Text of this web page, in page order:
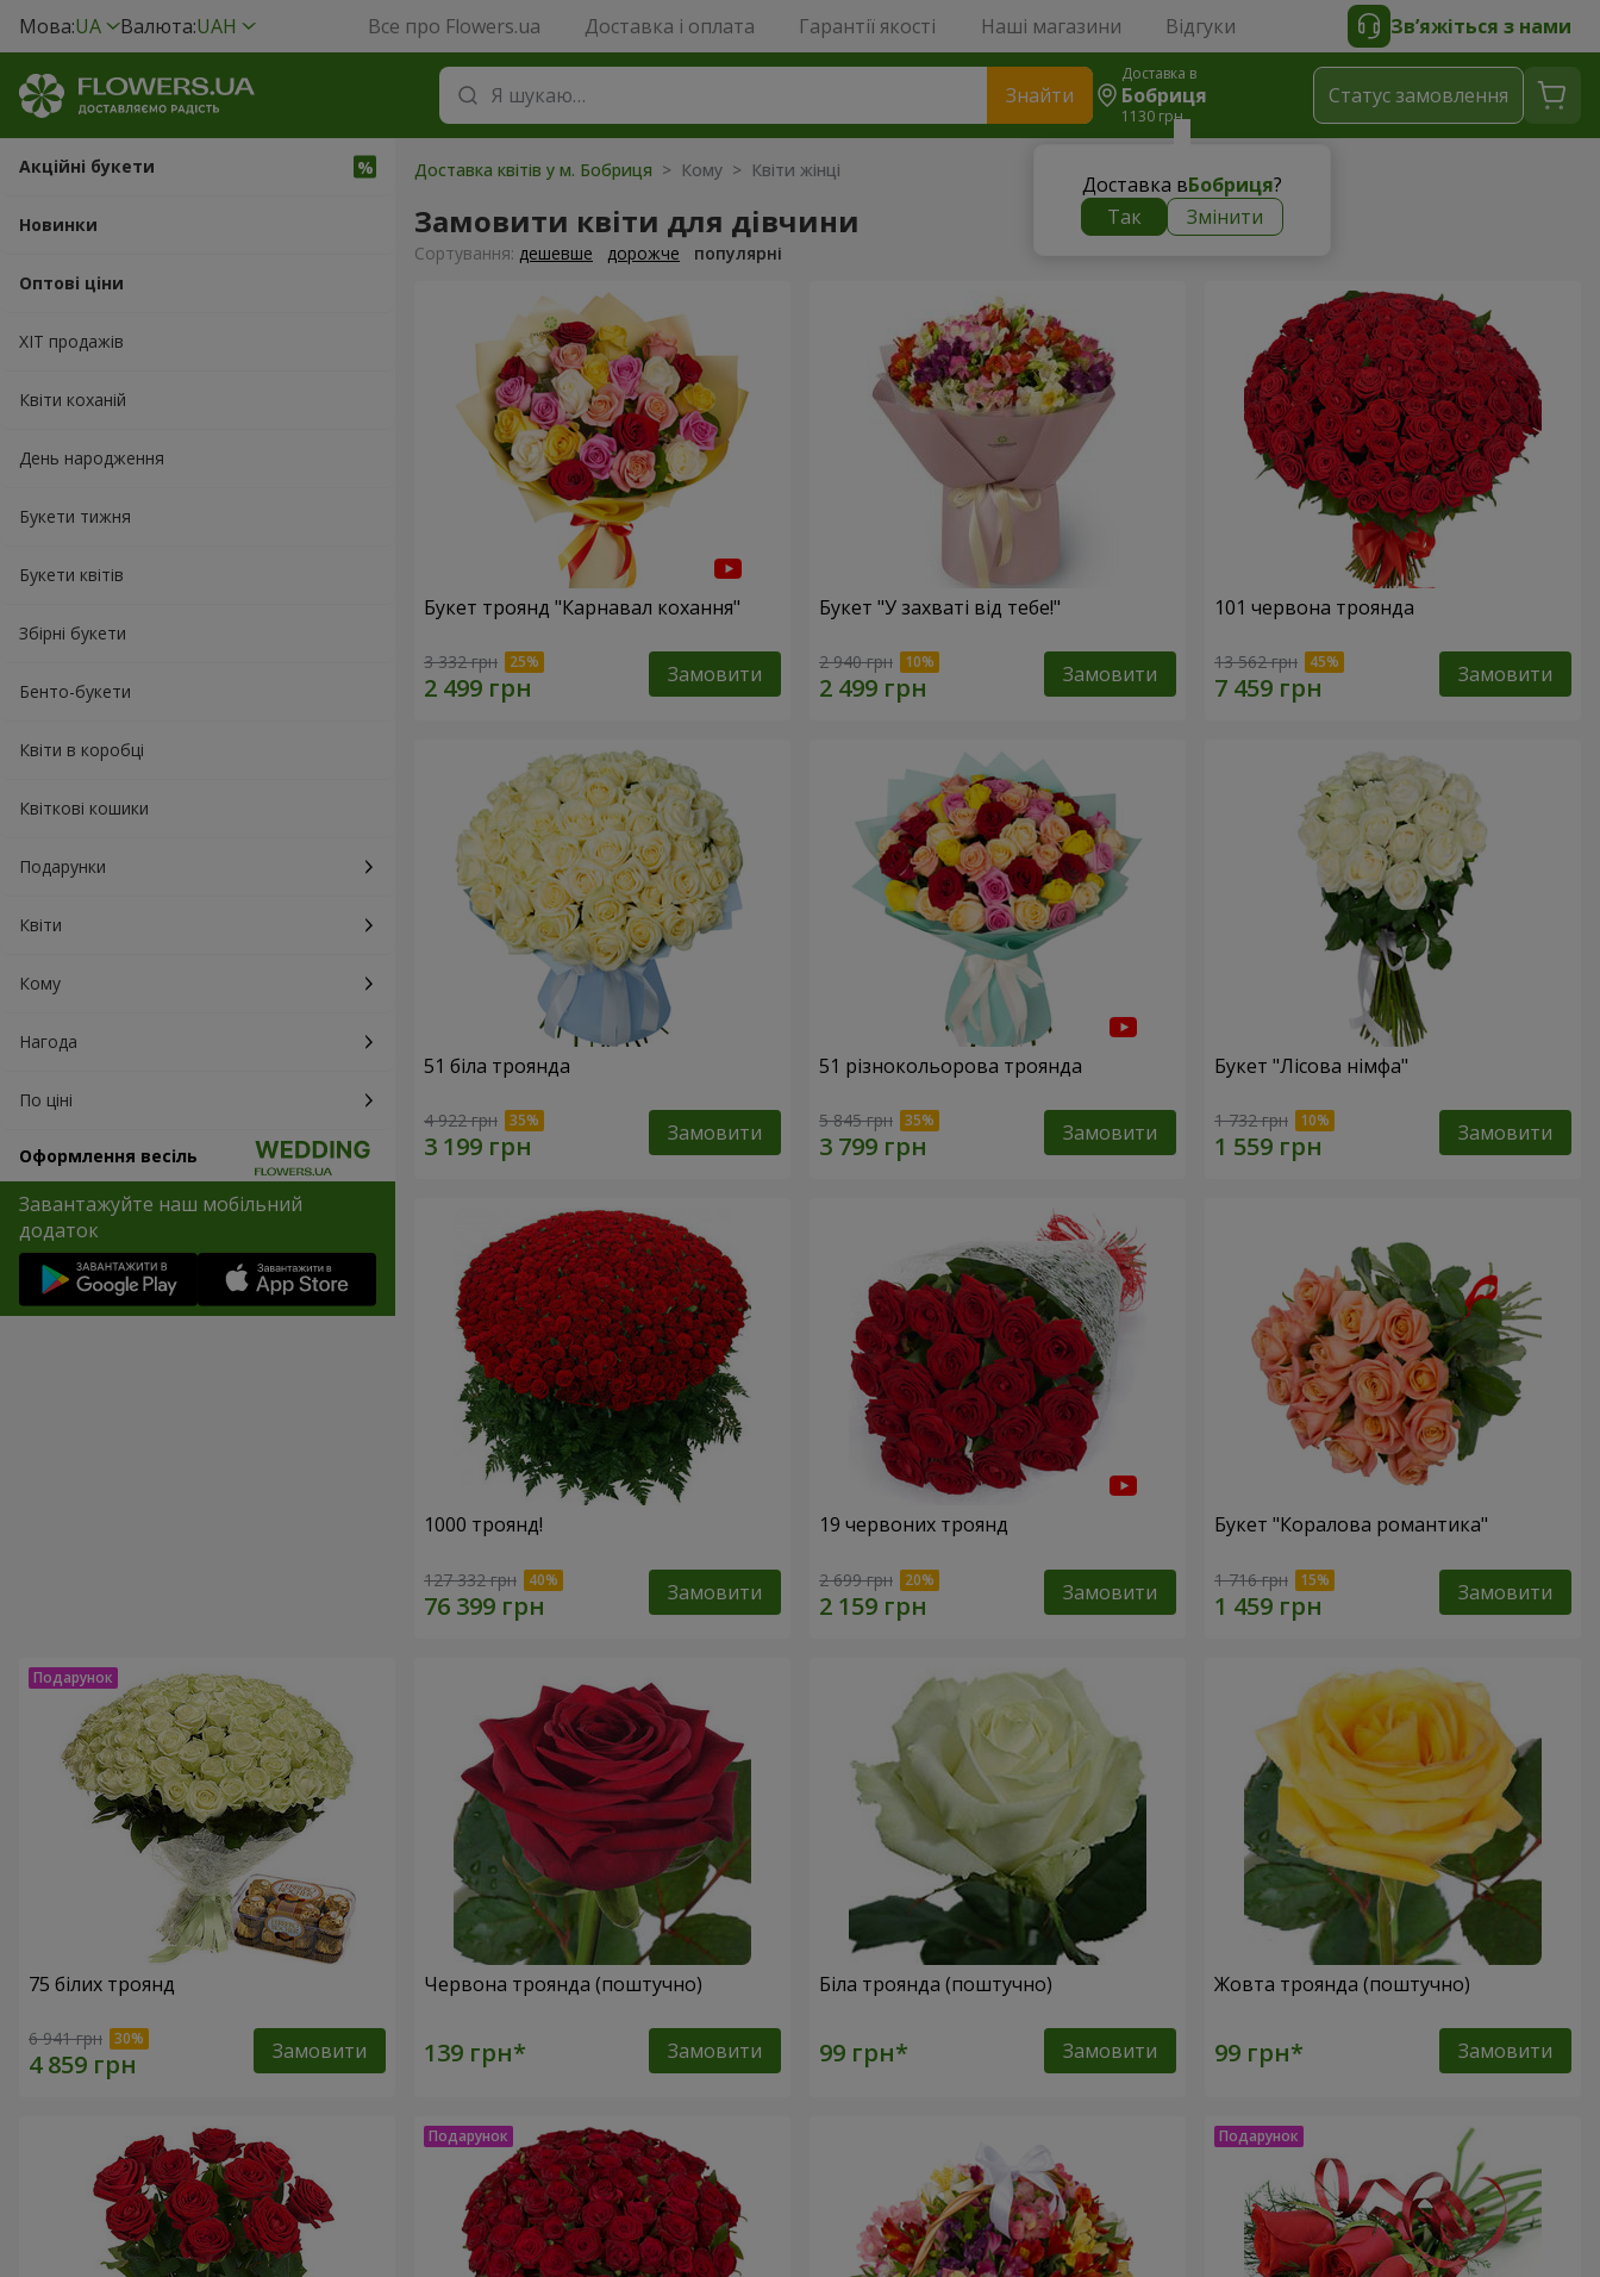
Мова:UA Валюта:UAH Все про Flowers.ua Доставка і оплата Гарантії якості Наші магазини Відгуки Зв’яжіться з нами
Знайти
Доставка в
Бобриця
1130 грн
Доставка вБобриця?
Так
Змінити
Статус замовлення
Акційні букети
Новинки
Оптові ціни
ХІТ продажів
Квіти коханій
День народження
Букети тижня
Букети квітів
Збірні букети
Бенто-букети
Квіти в коробці
Квіткові кошики
Подарунки
Квіти
Кому
Нагода
По ціні
Оформлення весіль
Завантажуйте наш мобільний
додаток
Доставка квітів у м. Бобриця > Кому > Квіти жінці
Замовити квіти для дівчини
Сортування: дешевше дорожче популярні
Букет троянд "Карнавал кохання"
3 332 грн Замовити
Букет "У захваті від тебе!"
2 940 грн Замовити
101 червона троянда
13 562 грн Замовити
51 біла троянда
4 922 грн Замовити
51 різнокольорова троянда
5 845 грн Замовити
Букет "Лісова німфа"
1 732 грн Замовити
1000 троянд!
127 332 грн Замовити
19 червоних троянд
2 699 грн Замовити
Букет "Коралова романтика"
1 716 грн Замовити
75 білих троянд
6 941 грн Замовити
Червона троянда (поштучно)
Замовити
Біла троянда (поштучно)
Замовити
Жовта троянда (поштучно)
Замовити